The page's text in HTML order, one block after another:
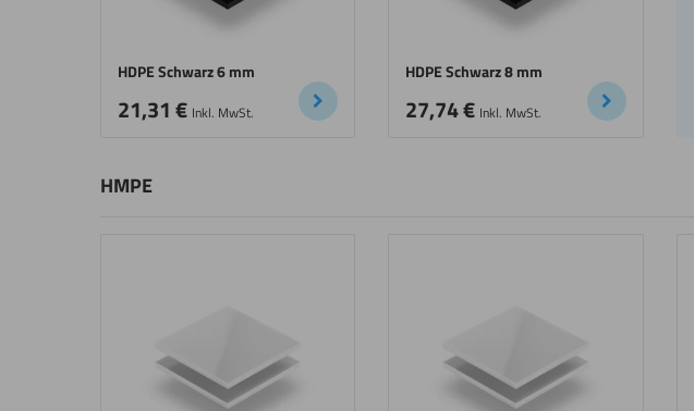
HDPE Schwarz 6 mm
21,31€ Inkl. MwSt.
HDPE Schwarz 8 mm
27,74€ Inkl. MwSt.
HMPE